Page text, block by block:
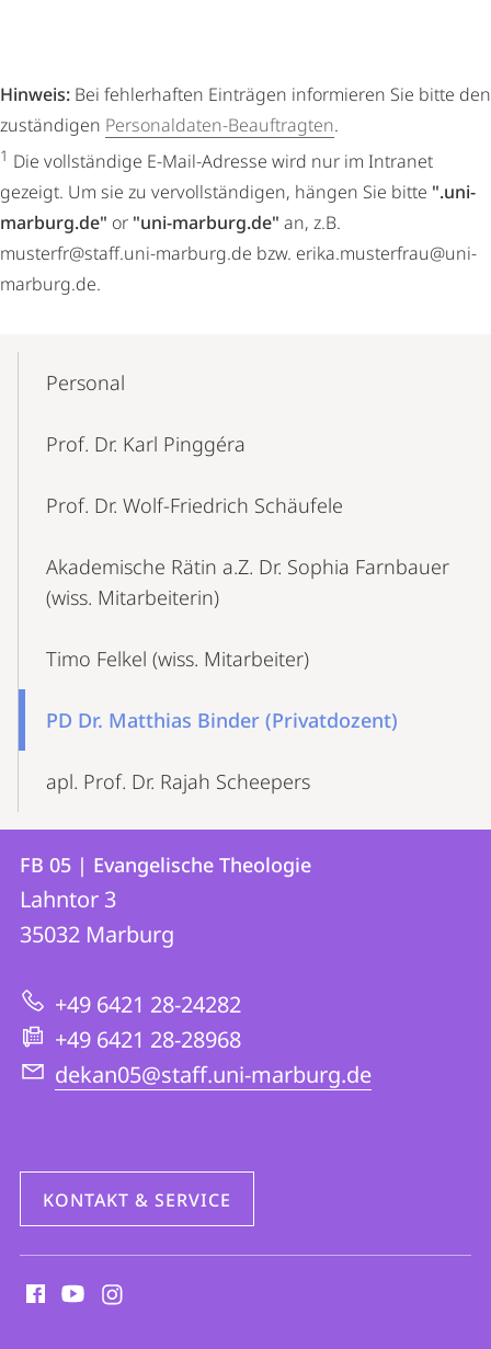
Hinweis: Bei fehlerhaften Einträgen informieren Sie bitte den
zuständigen Personaldaten-Beauftragten.
1 Die vollständige E-Mail-Adresse wird nur im Intranet
gezeigt. Um sie zu vervollständigen, hängen Sie bitte ".uni-
marburg.de" or "uni-marburg.de" an, z.B.
musterfr@staff.uni-marburg.de bzw. erika.musterfrau@uni-
marburg.de.
NavigationPersonal
Prof. Dr. Karl Pinggéra
Prof. Dr. Wolf-Friedrich Schäufele
Akademische Rätin a.Z. Dr. Sophia Farnbauer
(wiss. Mitarbeiterin)
Timo Felkel (wiss. Mitarbeiter)
PD Dr. Matthias Binder (Privatdozent)
apl. Prof. Dr. Rajah Scheepers
Kontakt
und
Informationen
zur
Website
Kontaktinformationen
FB
05
Evangelische
Theologie
FB 05 | Evangelische Theologie
Lahntor 3
35032 Marburg
+49 6421 28-24282
+49 6421 28-28968
dekan05@staff.uni-marburg.de
KONTAKT & SERVICE
Media